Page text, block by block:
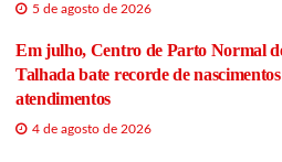
5 de agosto de 2026
Em julho, Centro de Parto Normal
Talhada bate recorde de
atendimentos
4 de agosto de 2026